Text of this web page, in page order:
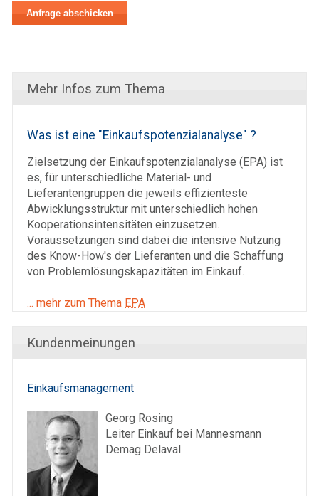
Mehr Infos zum Thema
Was ist eine "Einkaufspotenzialanalyse" ?
Zielsetzung der Einkaufspotenzialanalyse (EPA) ist
es, für unterschiedliche Material- und
Lieferantengruppen die jeweils effizienteste
Abwicklungsstruktur mit unterschiedlich hohen
Kooperations­­intensitäten einzusetzen.
Voraussetzungen sind dabei die intensive Nutzung
des Know-How′s der Lieferanten und die Schaffung
von Problemlösungskapazitäten im Einkauf.
... mehr zum Thema EPA
Kundenmeinungen
Einkaufsmanagement
Georg Rosing
Leiter Einkauf bei Mannesmann
Demag Delaval